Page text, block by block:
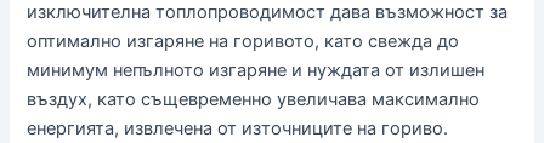
изключителна топлопроводимост дава възможност за
оптимално изгаряне на горивото, като свежда до
минимум непълното изгаряне и нуждата от излишен
въздух, като същевременно увеличава максимално
енергията, извлечена от източниците на гориво.